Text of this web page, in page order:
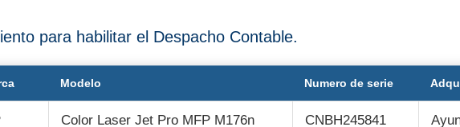
para habilitar el Despacho Contable.
Modelo Numero de serie
Color Laser Jet Pro MFP M176n CNBH245841